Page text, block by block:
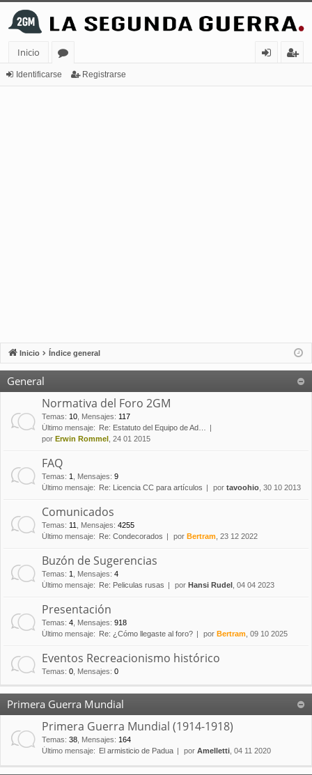
Inicio
or
Identificarse Registrarse
Inicio Índice general
General
Normativa del Foro 2GM
Temas: 10 Mensajes: 117
Último mensaje:
Re: Estatuto del Equipo de Ad…
por Erwin Rommel , 24 01 2015
FAQ
Temas: 1 Mensajes: 9
Último mensaje:
Re: Licencia CC para artículos por tavoohio , 30 10 2013
Comunicados
Temas: 11 Mensajes: 4255
Último mensaje:
Re: Condecorados por Bertram , 23 12 2022
Buzón de Sugerencias
Temas: 1 Mensajes: 4
Último mensaje:
Re: Peliculas rusas por Hansi Rudel , 04 04 2023
Presentación
Temas: 4 Mensajes: 918
Último mensaje:
Re: ¿Cómo llegaste al foro? por Bertram , 09 10 2025
Eventos Recreacionismo histórico
Temas: 0 Mensajes: 0
Primera Guerra Mundial
Primera Guerra Mundial (1914-1918)
Temas: 38 Mensajes: 164
Último mensaje:
El armisticio de Padua por Amelletti , 04 11 2020